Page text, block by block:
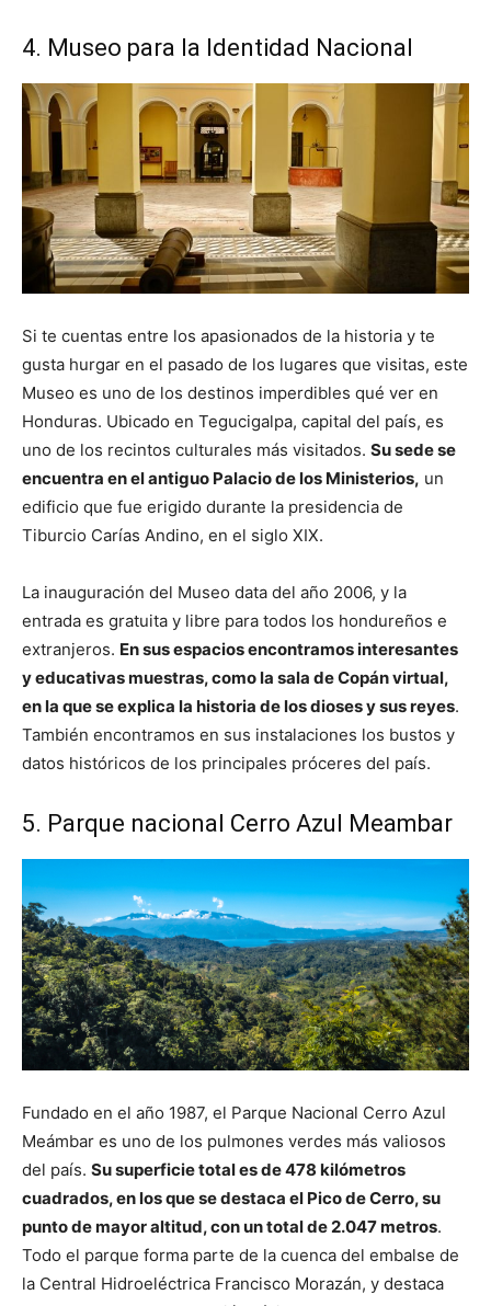
4. Museo para la Identidad Nacional
Si te cuentas entre los apasionados de la historia y te
gusta hurgar en el pasado de los lugares que visitas, este
Museo es uno de los destinos imperdibles qué ver en
Honduras. Ubicado en Tegucigalpa, capital del país, es
uno de los recintos culturales más visitados. Su sede se
encuentra en el antiguo Palacio de los Ministerios, un
edificio que fue erigido durante la presidencia de
Tiburcio Carías Andino, en el siglo XIX.
La inauguración del Museo data del año 2006, y la
entrada es gratuita y libre para todos los hondureños e
extranjeros. En sus espacios encontramos interesantes
y educativas muestras, como la sala de Copán virtual,
en la que se explica la historia de los dioses y sus reyes.
También encontramos en sus instalaciones los bustos y
datos históricos de los principales próceres del país.
5. Parque nacional Cerro Azul Meambar
Fundado en el año 1987, el Parque Nacional Cerro Azul
Meámbar es uno de los pulmones verdes más valiosos
del país. Su superficie total es de 478 kilómetros
cuadrados, en los que se destaca el Pico de Cerro, su
punto de mayor altitud, con un total de 2.047 metros.
Todo el parque forma parte de la cuenca del embalse de
la Central Hidroeléctrica Francisco Morazán, y destaca